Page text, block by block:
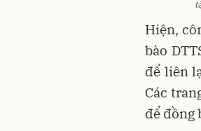
Hiện,
bào
để liên
Các
để đồng